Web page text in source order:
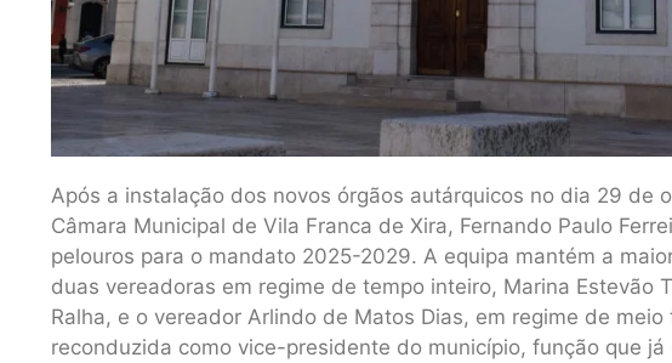
Após a instalação dos novos órgãos autárquicos no dia 29 de
Câmara Municipal de Vila Franca de Xira, Fernando Paulo
pelouros para o mandato 2025-2029. A equipa mantém a
duas vereadoras em regime de tempo inteiro, Marina Estevão
Ralha, e o vereador Arlindo de Matos Dias, em regime de
reconduzida como vice-presidente do município, função que